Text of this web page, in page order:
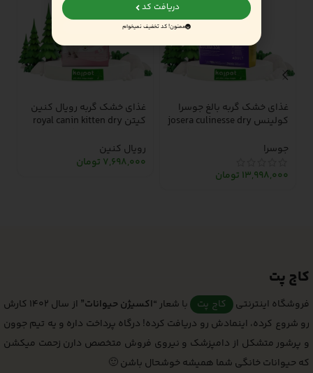
غذای خشک گربه بالغ جوسرا
کولینس josera culinesse dry
جوسرا
13,998,000 تومان
غذای خشک گربه رویال کنین
کیتن royal canin kitten dry
رویال کنین
7,698,000 تومان
کاج پت
فروشگاه اینترنتی کاج پت با شعار“اکسیژن حیوانات”
از سال 1402 کارش
رو شروع کرده، اینمادش رو دریافت کرده! درگاه پرداخت داره و یه تیم جوون
و پرشور متشکل از دامپزشک و نیروی فروش متخصص دارن زحمت میکشن
که حیوانات خانگی شما همیشه خوشحال باشن 🙂
دریافت کد
ممنون! کد تخفیف نمیخوام